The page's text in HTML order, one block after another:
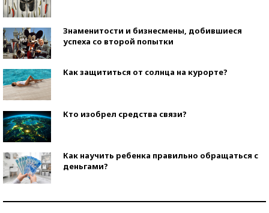
Знаменитости и бизнесмены, добившиеся
успеха со второй попытки
Как защититься от солнца на курорте?
Кто изобрел средства связи?
Как научить ребенка правильно обращаться с
деньгами?